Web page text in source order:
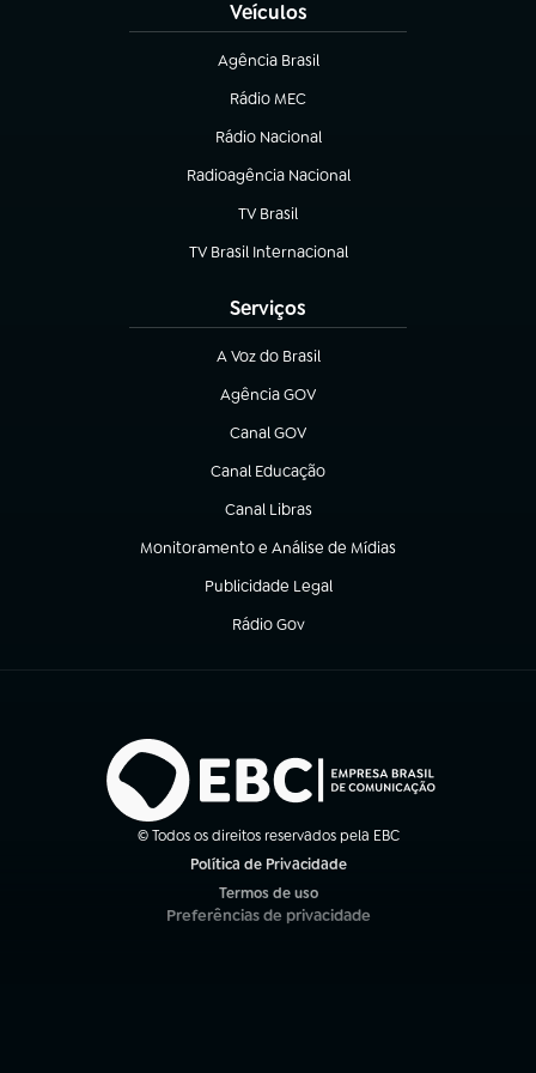
Veículos
Agência Brasil
(abre em nova aba)
Rádio MEC
(abre em nova aba)
Rádio Nacional
Radioagência Nacional
(abre em nova aba)
TV Brasil
(abre em nova aba)
TV Brasil Internacional
(abre em nova aba)
Serviços
A Voz do Brasil
(abre em nova aba)
Agência GOV
(abre em nova aba)
Canal GOV
(abre em nova aba)
Canal Educação
(abre em nova aba)
Canal Libras
(abre em nova aba)
Monitoramento e Análise de Mídias
(abre em nova aba)
Publicidade Legal
(abre em nova aba)
Rádio Gov
(abre em nova aba)
© Todos os direitos reservados pela EBC
Política de Privacidade
Termos de uso
(abre em nova aba)
Preferências de privacidade